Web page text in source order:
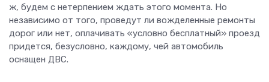
ж, будем с нетерпением ждать этого момента. Но
независимо от того, проведут ли вожделенные ремонты
дорог или нет, оплачивать «условно бесплатный» проезд
придется, безусловно, каждому, чей автомобиль
оснащен ДВС.